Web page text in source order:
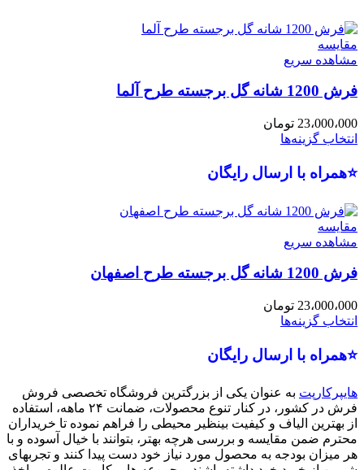
مقایسه
مشاهده سریع
فرش 1200 شانه گل برجسته طرح آلما
23،000،000 تومان
انتخاب گزینه‌ها
⭐همراه با ارسال رایگان
مقایسه
مشاهده سریع
فرش 1200 شانه گل برجسته طرح اصفهان
23،000،000 تومان
انتخاب گزینه‌ها
⭐همراه با ارسال رایگان
هایپرکارپت به عنوان یکی از بزرگترین فروشگاه تخصصی فروش
فرش در کشور، در کنار تنوع محصولات، ضمانت ۲۴ ماهه، استفاده
از بهترین الیاف و کیفیت بینظیر محیطی را فراهم نموده تا خریداران
محترم ضمن مقایسه و بررسی هرچه بهتر، بتوانند با خیال آسوده و با
هر میزان بودجه به محصول مورد نیاز خود دست پیدا کنند و تجربهای